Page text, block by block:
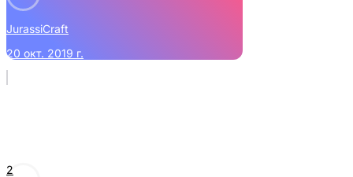
JurassiCraft
20 окт. 2019 г.
2